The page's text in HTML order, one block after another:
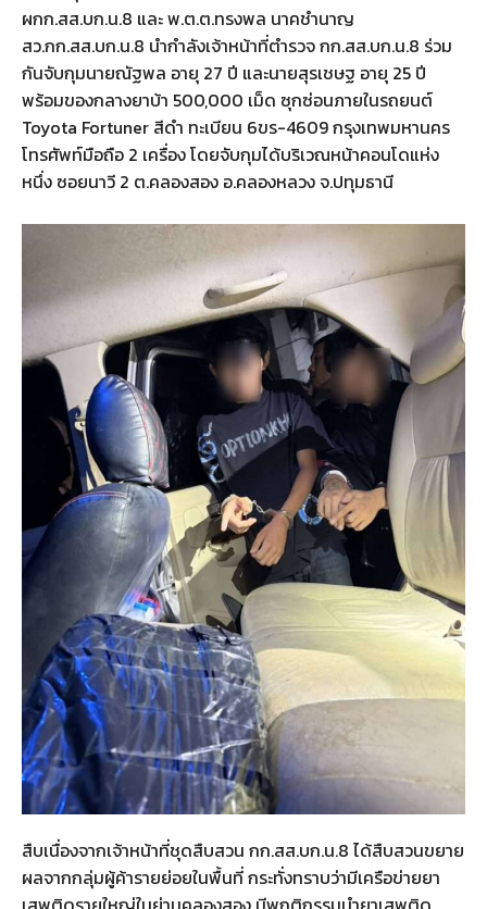
ผกก.สส.บก.น.8 และ พ.ต.ต.ทรงพล นาคชำนาญ
สว.กก.สส.บก.น.8 นำกำลังเจ้าหน้าที่ตำรวจ กก.สส.บก.น.8 ร่วม
กันจับกุมนายณัฐพล อายุ 27 ปี และนายสุรเชษฐ อายุ 25 ปี
พร้อมของกลางยาบ้า 500,000 เม็ด ซุกซ่อนภายในรถยนต์
Toyota Fortuner สีดำ ทะเบียน 6ขร-4609 กรุงเทพมหานคร
โทรศัพท์มือถือ 2 เครื่อง โดยจับกุมได้บริเวณหน้าคอนโดแห่ง
หนึ่ง ซอยนาวี 2 ต.คลองสอง อ.คลองหลวง จ.ปทุมธานี
สืบเนื่องจากเจ้าหน้าที่ชุดสืบสวน กก.สส.บก.น.8 ได้สืบสวนขยาย
ผลจากกลุ่มผู้ค้ารายย่อยในพื้นที่ กระทั่งทราบว่ามีเครือข่ายยา